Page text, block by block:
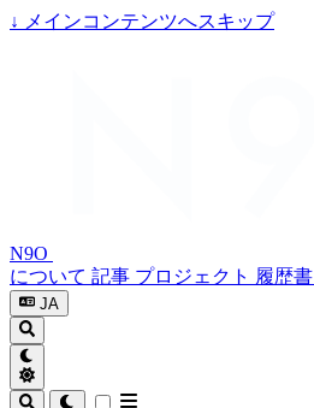
↓ メインコンテンツへスキップ
N9O
について 記事 プロジェクト 履歴書
JA